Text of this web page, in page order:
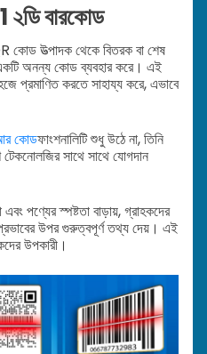
২ডি বারকোড
উত্পাদক থেকে বিতরক বা শেষ
অনন্য কোড ব্যবহার করে। এই
প্রমাণিত করতে সাহায্য করে, এভাবে
কোডফাংশনালিটি শুধু উঠে না, তিনি
টেকনোলজির সাথে সাথে যোগদান
পণ্যের স্পষ্টতা বাড়ায়, গ্রাহকদের
উপর গুরুত্বপূর্ণ তথ্য দেয়। এই
উপকারী।